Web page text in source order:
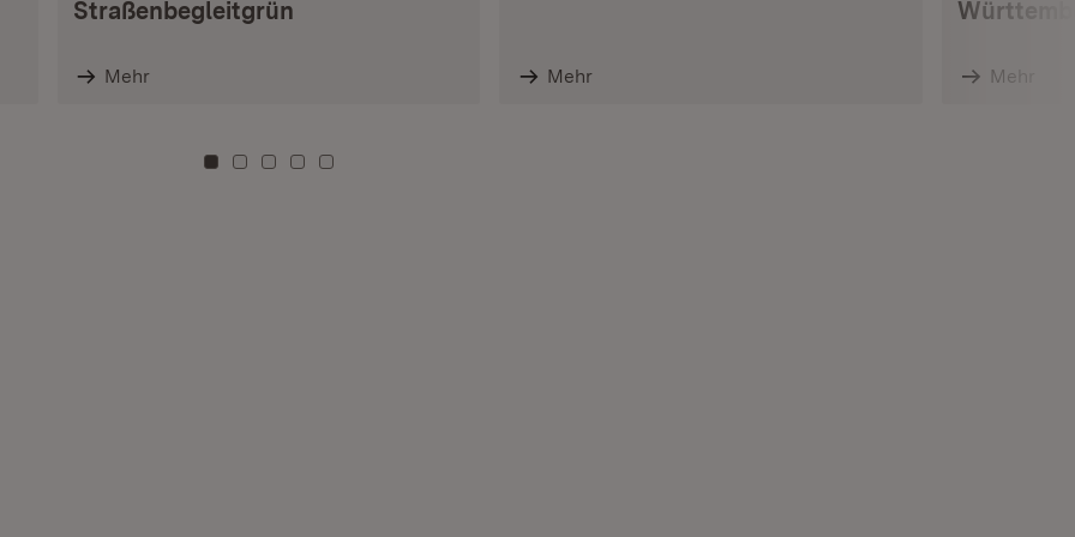
Straßenbegleitgrün
Mehr Mehr Mehr
Zu Kachel: 0
Zu Kachel: 3
Zu Kachel: 6
Zu Kachel: 9
Zu Kachel: 12